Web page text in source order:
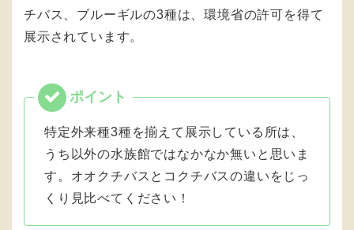
チバス、ブルーギルの3種は、環境省の許可を得て
展示されています。
特定外来種3種を揃えて展示している所は、
うち以外の水族館ではなかなか無いと思いま
す。オオクチバスとコクチバスの違いをじっ
くり見比べてください！